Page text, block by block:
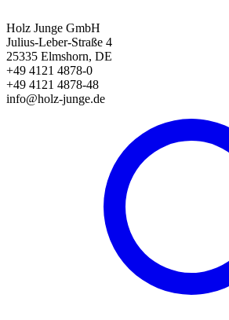
Holz Junge GmbH
Julius-Leber-Straße 4
25335 Elmshorn, DE
+49 4121 4878-0
+49 4121 4878-48
info@holz-junge.de